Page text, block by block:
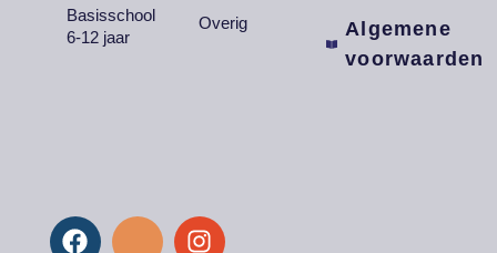
Basisschool
6-12 jaar
Overig
Algemene
voorwaarden